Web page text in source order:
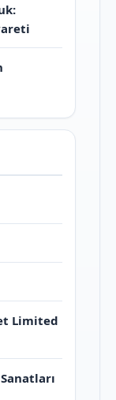
Limited